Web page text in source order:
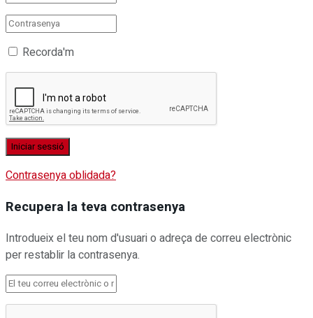
Recorda'm
Contrasenya oblidada?
Recupera la teva contrasenya
Introdueix el teu nom d'usuari o adreça de correu electrònic
per restablir la contrasenya.